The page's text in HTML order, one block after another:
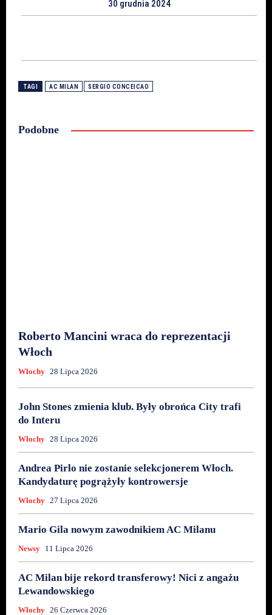
30 grudnia 2024
TAGI AC MILAN SERGIO CONCEICAO
Podobne
Roberto Mancini wraca do reprezentacji
Włoch
Włochy 28 Lipca 2026
John Stones zmienia klub. Były obrońca City trafi
do Interu
Włochy 28 Lipca 2026
Andrea Pirlo nie zostanie selekcjonerem Włoch.
Kandydaturę pogrążyły kontrowersje
Włochy 27 Lipca 2026
Mario Gila nowym zawodnikiem AC Milanu
Newsy 11 Lipca 2026
AC Milan bije rekord transferowy! Nici z angażu
Lewandowskiego
Włochy 26 Czerwca 2026